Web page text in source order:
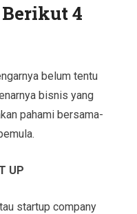
4
belum tentu
bisnis yang
pahami bersama-
UP
startup company